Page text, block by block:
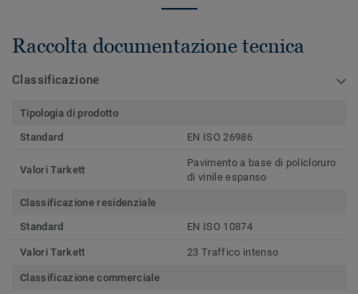
Raccolta documentazione tecnica
Classificazione
Tipologia di prodotto
Standard
EN ISO 26986
Valori Tarkett
Pavimento a base di policloruro
di vinile espanso
Classificazione residenziale
Standard
EN ISO 10874
Valori Tarkett 23 Traffico intenso
Classificazione commerciale